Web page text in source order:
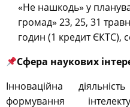
«Не нашкодь» у
громад» 23, 25, 31
годин (1 кредит ЄКТС),
Сфера наукових
Інноваційна
формування